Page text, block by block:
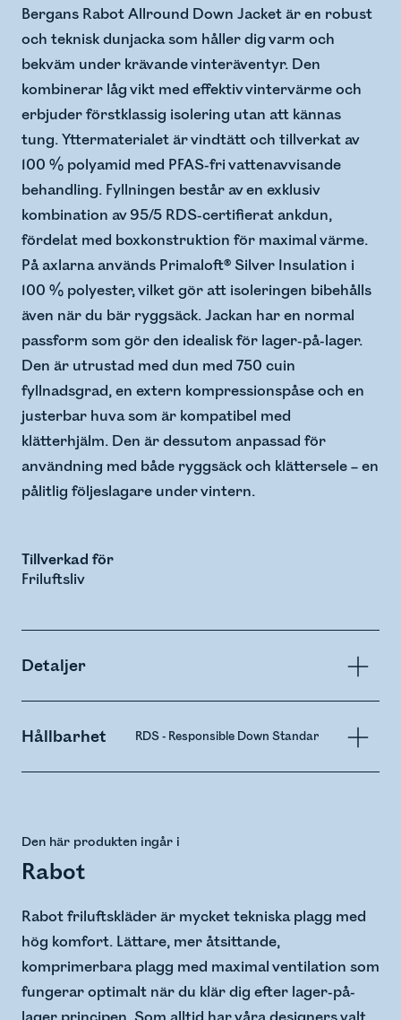
Bergans Rabot Allround Down Jacket är en robust
och teknisk dunjacka som håller dig varm och
bekväm under krävande vinteräventyr. Den
kombinerar låg vikt med effektiv vintervärme och
erbjuder förstklassig isolering utan att kännas
tung. Yttermaterialet är vindtätt och tillverkat av
100 % polyamid med PFAS-fri vattenavvisande
behandling. Fyllningen består av en exklusiv
kombination av 95/5 RDS-certifierat ankdun,
fördelat med boxkonstruktion för maximal värme.
På axlarna används Primaloft® Silver Insulation i
100 % polyester, vilket gör att isoleringen bibehålls
även när du bär ryggsäck. Jackan har en normal
passform som gör den idealisk för lager-på-lager.
Den är utrustad med dun med 750 cuin
fyllnadsgrad, en extern kompressionspåse och en
justerbar huva som är kompatibel med
klätterhjälm. Den är dessutom anpassad för
användning med både ryggsäck och klättersele – en
pålitlig följeslagare under vintern.
Tillverkad för
Friluftsliv
Detaljer
Hållbarhet RDS - Responsible Down Standard PFAS-free
Den här produkten ingår i
Rabot
Rabot friluftskläder är mycket tekniska plagg med
hög komfort. Lättare, mer åtsittande,
komprimerbara plagg med maximal ventilation som
fungerar optimalt när du klär dig efter lager-på-